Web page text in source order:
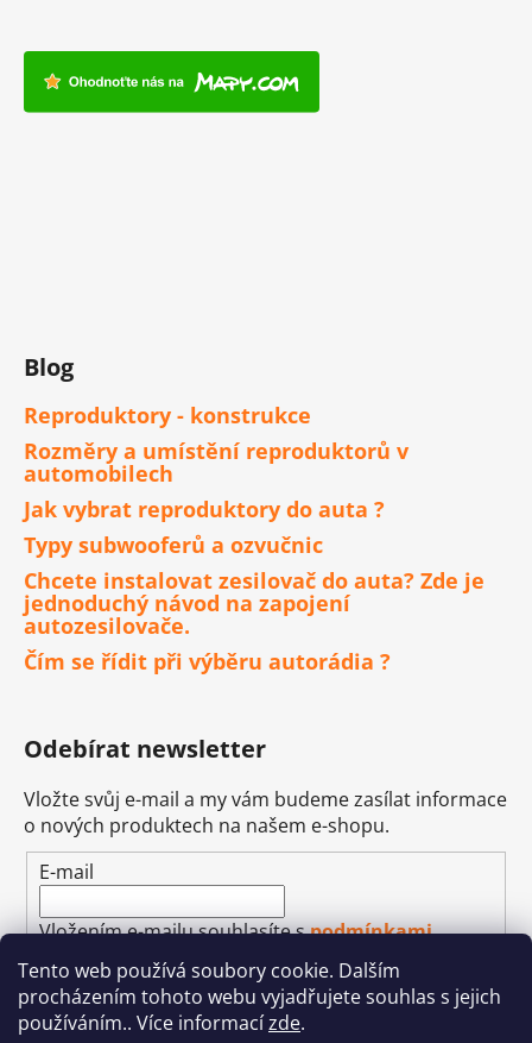
Tento web používá soubory cookie. Dalším
procházením tohoto webu vyjadřujete souhlas s jejich
používáním.. Více informacízde.
Blog
Reproduktory - konstrukce
Rozměry a umístění reproduktorů v
automobilech
Jak vybrat reproduktory do auta ?
Typy subwooferů a ozvučnic
Chcete instalovat zesilovač do auta? Zde je
jednoduchý návod na zapojení
autozesilovače.
Čím se řídit při výběru autorádia ?
Odebírat newsletter
Vložte svůj e-mail a my vám budeme zasílat informace
o nových produktech na našem e-shopu.
E-mail
Vložením e-mailu souhlasíte spodmínkami
ochrany osobních údajů
PŘIHLÁSIT SE